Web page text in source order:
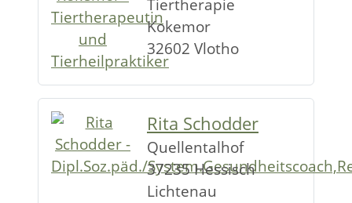
Tiertherapie
Kokemor
32602 Vlotho
Rita Schodder
Quellentalhof
37235 Hessisch
Lichtenau